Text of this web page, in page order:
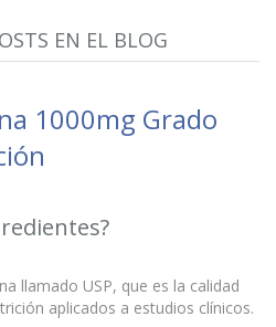
EN EL BLOG
1000mg Grado
llamado USP, que es la calidad
aplicados a estudios clínicos.